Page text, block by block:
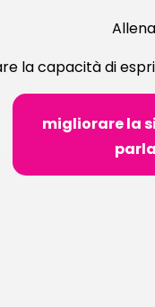
la capacità di
migliorare la